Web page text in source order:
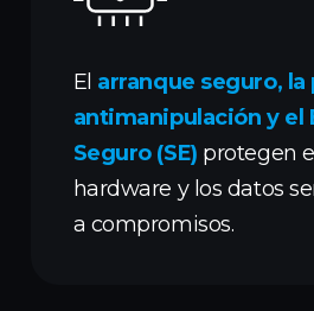
El arranque seguro,
antimanipulación y el
Seguro (SE) protegen
hardware y los datos
a compromisos.